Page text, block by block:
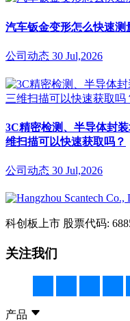
汽车钣金变形怎么快速测
公司动态 30 Jul,2026
3C精密检测、半导体封
维扫描可以快速获取吗？
公司动态 30 Jul,2026
科创板上市 股票代码:
关注我们
产品